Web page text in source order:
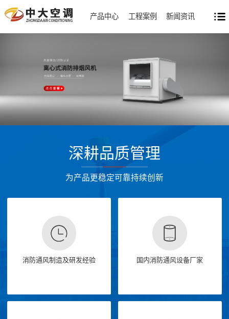
产品中心 工程案例 新闻资讯
深耕品质管理
为产品更稳定可靠持续创新
消防通风制造及研发经验 国内消防通风设备厂家